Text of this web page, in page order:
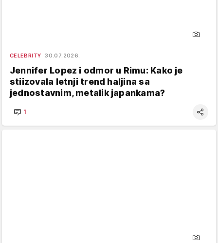
CELEBRITY 30.07.2026.
Jennifer Lopez i odmor u Rimu: Kako je
stiizovala letnji trend haljina sa
jednostavnim, metalik japankama?
1